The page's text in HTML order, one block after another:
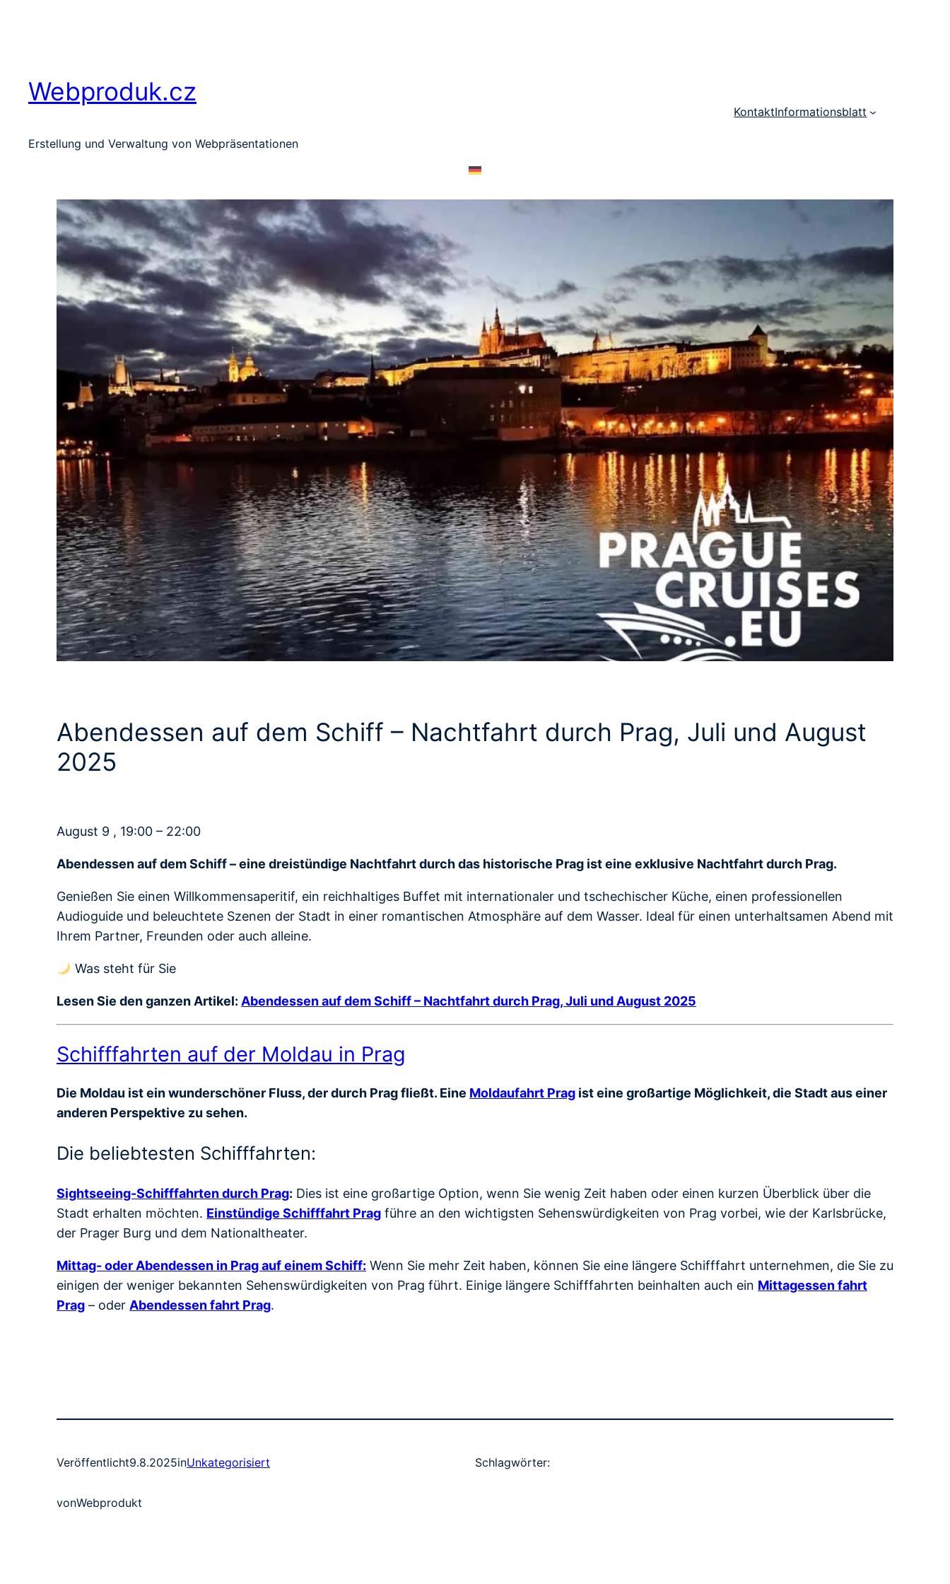
Webproduk.cz
Erstellung und Verwaltung von Webpräsentationen
KontaktInformationsblatt
Abendessen auf dem Schiff – Nachtfahrt durch Prag, Juli und August
2025
August 9 , 19:00 – 22:00
Abendessen auf dem Schiff – eine dreistündige Nachtfahrt durch das historische Prag ist eine exklusive Nachtfahrt durch Prag.
Genießen Sie einen Willkommensaperitif, ein reichhaltiges Buffet mit internationaler und tschechischer Küche, einen professionellen
Audioguide und beleuchtete Szenen der Stadt in einer romantischen Atmosphäre auf dem Wasser. Ideal für einen unterhaltsamen Abend mit
Ihrem Partner, Freunden oder auch alleine.
Was steht für Sie
Lesen Sie den ganzen Artikel: Abendessen auf dem Schiff – Nachtfahrt durch Prag, Juli und August 2025
Schifffahrten auf der Moldau in Prag
Die Moldau ist ein wunderschöner Fluss, der durch Prag fließt. Eine Moldaufahrt Prag ist eine großartige Möglichkeit, die Stadt aus einer
anderen Perspektive zu sehen.
Die beliebtesten Schifffahrten:
Sightseeing-Schifffahrten durch Prag: Dies ist eine großartige Option, wenn Sie wenig Zeit haben oder einen kurzen Überblick über die
Stadt erhalten möchten. Einstündige Schifffahrt Prag führe an den wichtigsten Sehenswürdigkeiten von Prag vorbei, wie der Karlsbrücke,
der Prager Burg und dem Nationaltheater.
Mittag- oder Abendessen in Prag auf einem Schiff: Wenn Sie mehr Zeit haben, können Sie eine längere Schifffahrt unternehmen, die Sie zu
einigen der weniger bekannten Sehenswürdigkeiten von Prag führt. Einige längere Schifffahrten beinhalten auch ein Mittagessen fahrt
Prag – oder Abendessen fahrt Prag.
Veröffentlicht9.8.2025inUnkategorisiert
vonWebprodukt
Schlagwörter: